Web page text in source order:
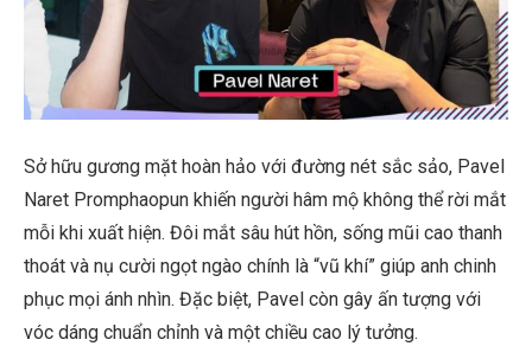
Sở hữu gương mặt hoàn hảo với đường nét sắc sảo, Pavel
Naret Promphaopun khiến người hâm mộ không thể rời mắt
mỗi khi xuất hiện. Đôi mắt sâu hút hồn, sống mũi cao thanh
thoát và nụ cười ngọt ngào chính là “vũ khí” giúp anh chinh
phục mọi ánh nhìn. Đặc biệt, Pavel còn gây ấn tượng với
vóc dáng chuẩn chỉnh và một chiều cao lý tưởng.